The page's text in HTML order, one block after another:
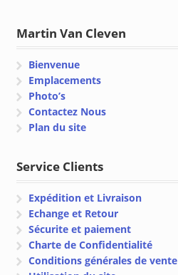
Martin Van Cleven
Bienvenue
Emplacements
Photo’s
Contactez Nous
Plan du site
Service Clients
Expédition et Livraison
Echange et Retour
Sécurite et paiement
Charte de Confidentialité
Conditions générales de vente